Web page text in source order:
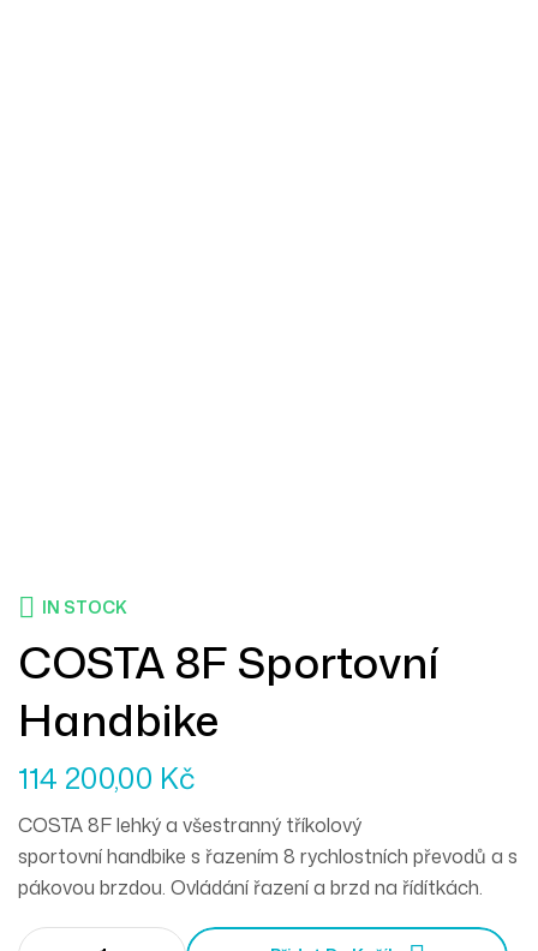
IN STOCK
COSTA 8F Sportovní
Handbike
114 200,00 Kč
COSTA 8F lehký a všestranný tříkolový
sportovní handbike s řazením 8 rychlostních převodů a s
pákovou brzdou. Ovládání řazení a brzd na řídítkách.